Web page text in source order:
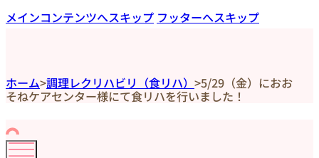
メインコンテンツへスキップ フッターへスキップ
ホーム>調理レクリハビリ（食リハ） >5/29（金）におお
そねケアセンター様にて食リハを行いました！